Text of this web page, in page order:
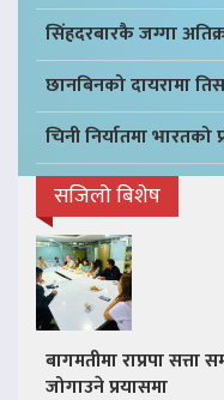
सिंहदरबारकै जग्गा
छानबिनको दायरामा
चिनी निर्यातमा भारतको
सजिलो बिशेष
बागमतीमा राप्रपा
जोगाउने प्रयासमा